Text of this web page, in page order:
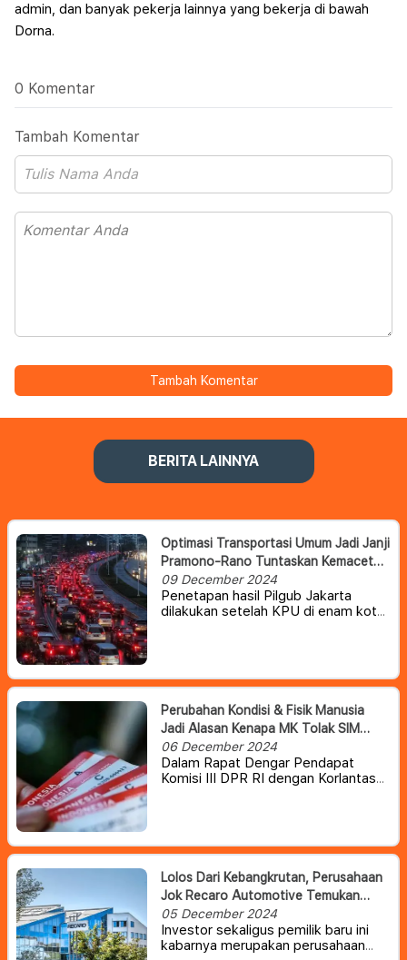
admin, dan banyak pekerja lainnya yang bekerja di bawah
Dorna.
0 Komentar
Tambah Komentar
Tambah Komentar
BERITA LAINNYA
Optimasi Transportasi Umum Jadi Janji
Pramono-Rano Tuntaskan Kemacetan
Jakarta
09 December 2024
Penetapan hasil Pilgub Jakarta
dilakukan setelah KPU di enam kota
Kabupaten Kepulauan Seribu
menyelesaikan rekapitulasi lebih
dulu.
Perubahan Kondisi & Fisik Manusia
Jadi Alasan Kenapa MK Tolak SIM
Seumur Hidup
06 December 2024
Dalam Rapat Dengar Pendapat
Komisi III DPR RI dengan Korlantas
dan STNK hanya membebankan
masyarakat.
Lolos Dari Kebangkrutan, Perusahaan
Jok Recaro Automotive Temukan
Pemilik Baru
05 December 2024
Investor sekaligus pemilik baru ini
kabarnya merupakan perusahaan